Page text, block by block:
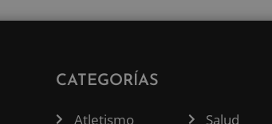
CATEGORÍAS
Atletismo
Salud